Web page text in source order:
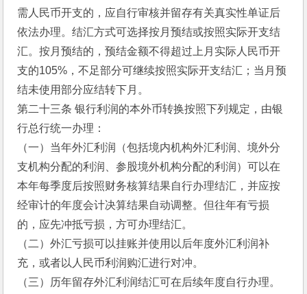
需人民币开支的，应自行审核并留存有关真实性单证后
依法办理。结汇方式可选择按月预结或按照实际开支结
汇。按月预结的，预结金额不得超过上月实际人民币开
支的105%，不足部分可继续按照实际开支结汇；当月预
结未使用部分应结转下月。
第二十三条 银行利润的本外币转换按照下列规定，由银
行总行统一办理：
（一）当年外汇利润（包括境内机构外汇利润、境外分
支机构分配的利润、参股境外机构分配的利润）可以在
本年每季度后按照财务核算结果自行办理结汇，并应按
经审计的年度会计决算结果自动调整。但往年有亏损
的，应先冲抵亏损，方可办理结汇。
（二）外汇亏损可以挂账并使用以后年度外汇利润补
充，或者以人民币利润购汇进行对冲。
（三）历年留存外汇利润结汇可在后续年度自行办理。